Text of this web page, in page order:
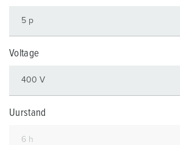
Voltage
Uurstand